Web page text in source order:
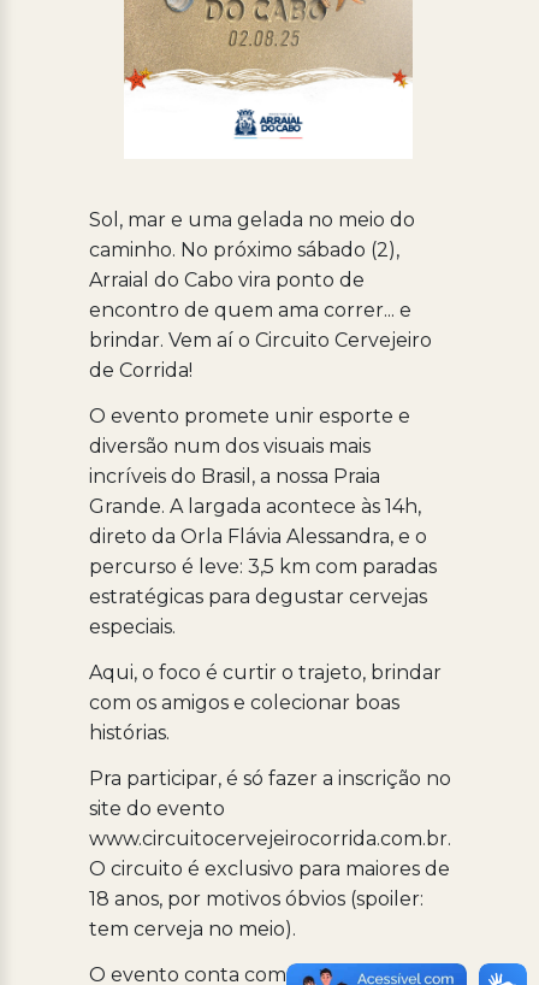
Sol, mar e uma gelada no meio do
caminho. No próximo sábado (2),
Arraial do Cabo vira ponto de
encontro de quem ama correr... e
brindar. Vem aí o Circuito Cervejeiro
de Corrida!
O evento promete unir esporte e
diversão num dos visuais mais
incríveis do Brasil, a nossa Praia
Grande. A largada acontece às 14h,
direto da Orla Flávia Alessandra, e o
percurso é leve: 3,5 km com paradas
estratégicas para degustar cervejas
especiais.
Aqui, o foco é curtir o trajeto, brindar
com os amigos e colecionar boas
histórias.
Pra participar, é só fazer a inscrição no
site do evento
www.circuitocervejeirocorrida.com.br.
O circuito é exclusivo para maiores de
18 anos, por motivos óbvios (spoiler:
tem cerveja no meio).
O evento conta com o apoio da